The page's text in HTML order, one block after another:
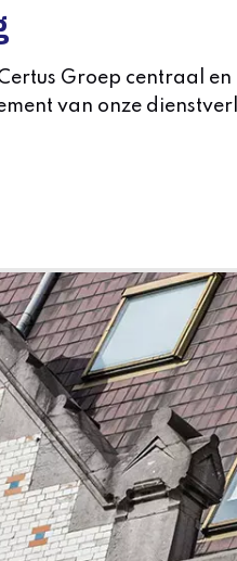
Groep centraal en
van onze